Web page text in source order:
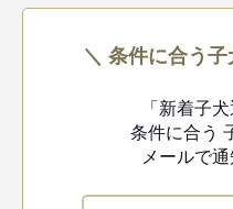
＼ 条件に合う
「新着子
条件に合う
メールで